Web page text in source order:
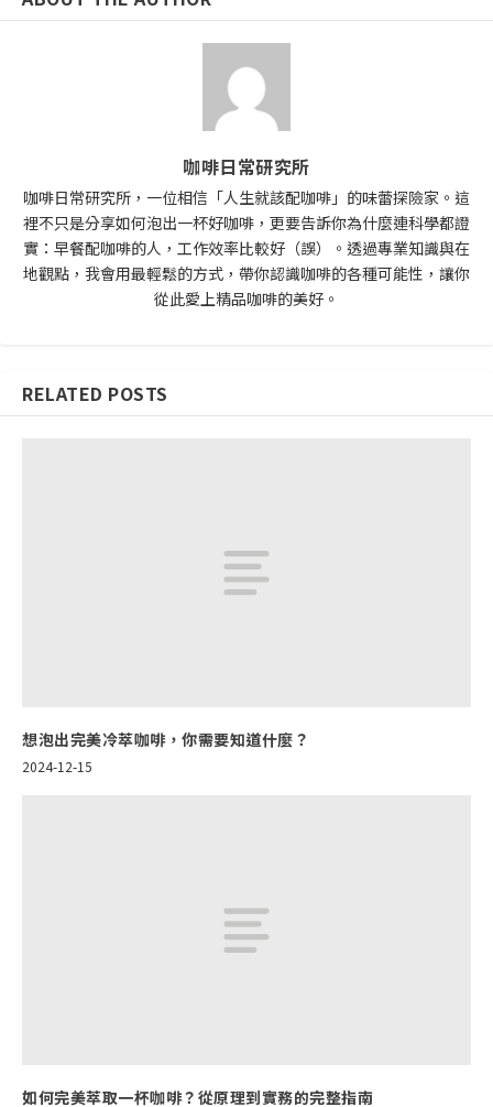
咖啡日常研究所
咖啡日常研究所，一位相信「人生就該配咖啡」的味蕾探險家。這
裡不只是分享如何泡出一杯好咖啡，更要告訴你為什麼連科學都證
實：早餐配咖啡的人，工作效率比較好（誤）。透過專業知識與在
地觀點，我會用最輕鬆的方式，帶你認識咖啡的各種可能性，讓你
從此愛上精品咖啡的美好。
RELATED POSTS
想泡出完美冷萃咖啡，你需要知道什麼？
2024-12-15
如何完美萃取一杯咖啡？從原理到實務的完整指南